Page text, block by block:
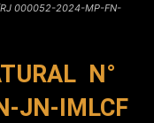
000052-2024-MP-FN-
N°
JN-IMLCF